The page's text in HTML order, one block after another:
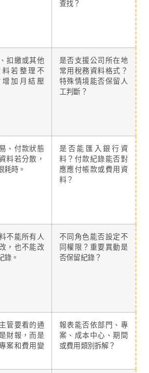
查找？
扣繳或其他
料若整理不
加月結壓
是否支援公司所在地
常用稅務資料格式？
特殊情境能否保留人
工判斷？
、付款狀態
料若分散，
耗時。
是否能匯入銀行資
料？付款紀錄能否對
應應付帳款或費用資
料？
不能所有人
，也不能改
錄。
不同角色能否設定不
同權限？重要異動是
否保留紀錄？
管要看的通
財報，而是
案和費用變
報表能否依部門、專
案、成本中心、期間
或費用類別拆解？